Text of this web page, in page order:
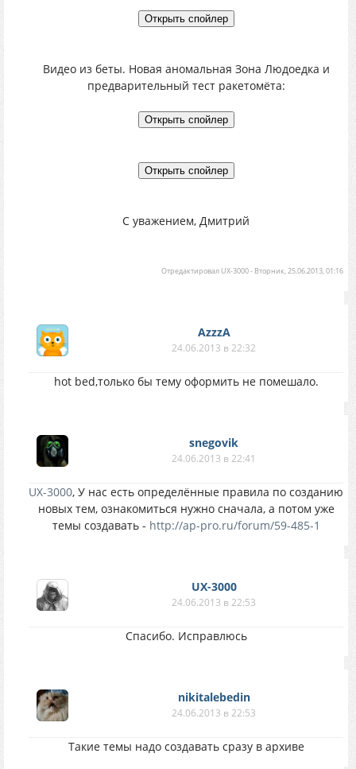
Видео из беты. Новая аномальная Зона Людоедка и
предварительный тест ракетомёта:
С уважением, Дмитрий
Отредактировал UX-3000- Вторник, 25.06.2013, 01:16
AzzzA
24.06.2013 в 22:32
hot bed,только бы тему оформить не помешало.
snegovik
24.06.2013 в 22:41
UX-3000, У нас есть определённые правила по созданию
новых тем, ознакомиться нужно сначала, а потом уже
темы создавать - http://ap-pro.ru/forum/59-485-1
UX-3000
24.06.2013 в 22:53
Спасибо. Исправлюсь
nikitalebedin
24.06.2013 в 22:53
Такие темы надо создавать сразу в архиве